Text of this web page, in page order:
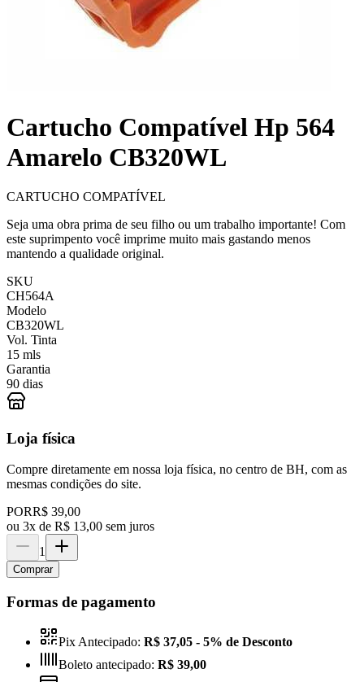
Cartucho Compatível Hp 564
Amarelo CB320WL
CARTUCHO COMPATÍVEL
Seja uma obra prima de seu filho ou um trabalho importante! Com
este suprimpento você imprime muito mais gastando menos
mantendo a qualidade original.
SKU
CH564A
Modelo
CB320WL
Vol. Tinta
15 mls
Garantia
90 dias
Loja física
Compre diretamente em nossa loja física, no centro de BH, com as
mesmas condições do site.
PORR$ 39,00
ou 3x de R$ 13,00 sem juros
1
Comprar
Formas de pagamento
Pix Antecipado: R$ 37,05 - 5% de Desconto
Boleto antecipado: R$ 39,00